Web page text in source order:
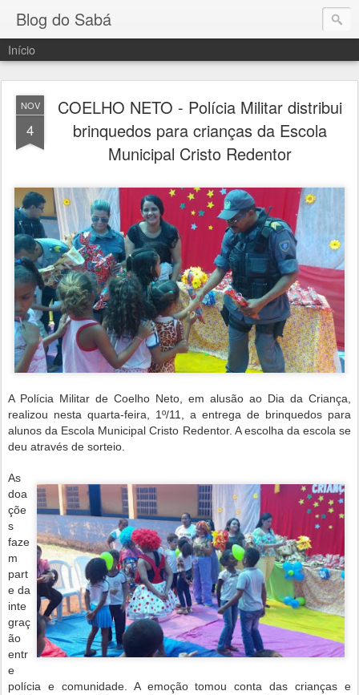
Blog do Sabá
Início
NOV
4
COELHO NETO - Polícia Militar distribui
brinquedos para crianças da Escola
Municipal Cristo Redentor
A Polícia Militar de Coelho Neto, em alusão ao Dia da Criança,
realizou nesta quarta-feira, 1º/11, a entrega de brinquedos para
alunos da Escola Municipal Cristo Redentor. A escolha da escola se
deu através de sorteio.
As
doa
çõe
s
faze
m
part
e da
inte
graç
ão
entr
e
polícia e comunidade. A emoção tomou conta das crianças e